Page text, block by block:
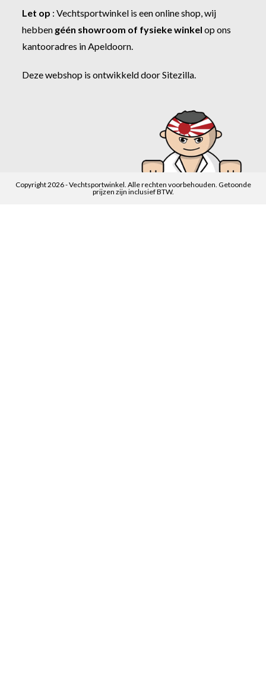
Let op :Vechtsportwinkel is een online shop, wij
hebben géén showroom of fysieke winkel op ons
kantooradres in Apeldoorn.
Deze webshop is ontwikkeld doorSitezilla.
Copyright 2026 - Vechtsportwinkel. Alle rechten voorbehouden. Getoonde
prijzen zijn inclusief BTW.